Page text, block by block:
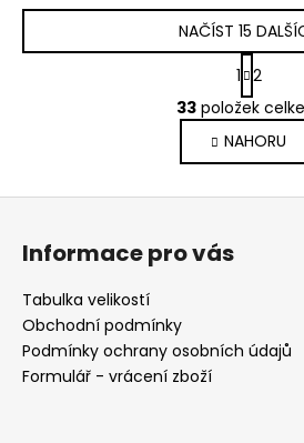
O
v
l
á
d
v
k
NAČÍST 15
S
t
r
á
n
k
1 2
33položek
NAHORU
Z
Informace pro vás
Tabulka velikostí
Obchodní podmínky
Podmínky ochrany osobních údajů
Formulář - vrácení zboží